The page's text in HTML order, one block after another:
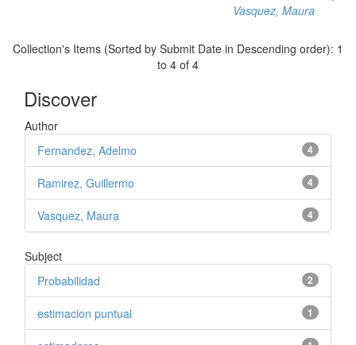
Vasquez, Maura
Collection's Items (Sorted by Submit Date in Descending order): 1
to 4 of 4
Discover
Author
4
Fernandez, Adelmo
4
Ramirez, Guillermo
4
Vasquez, Maura
Subject
2
Probabilidad
1
estimacion puntual